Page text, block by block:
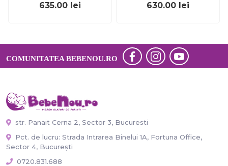
635.00 lei 630.00 lei
COMUNITATEA BEBENOU.RO
str. Panait Cerna 2, Sector 3, Bucuresti
Pct. de lucru: Strada Intrarea Binelui 1A, Fortuna Office,
Sector 4, București
0720.831.688